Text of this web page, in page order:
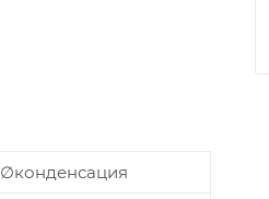
∅конденсация